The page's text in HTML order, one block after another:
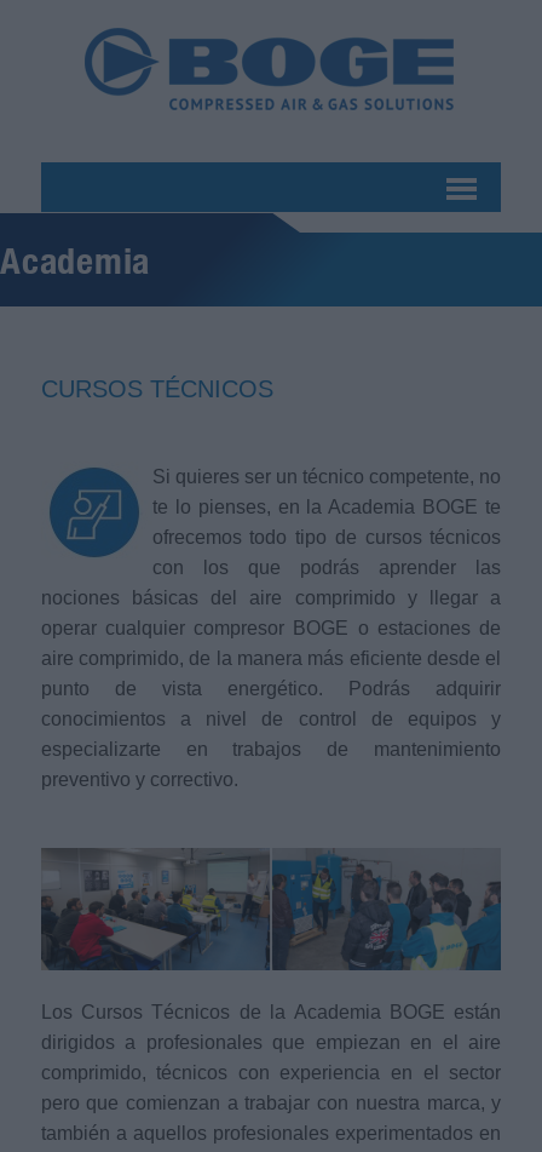
Academia
CURSOS TÉCNICOS
Si quieres ser un técnico competente, no
te lo pienses, en la Academia BOGE te
ofrecemos todo tipo de cursos técnicos
con los que podrás aprender las
nociones básicas del aire comprimido y llegar a
operar cualquier compresor BOGE o estaciones de
aire comprimido, de la manera más eficiente desde el
punto de vista energético. Podrás adquirir
conocimientos a nivel de control de equipos y
especializarte en trabajos de mantenimiento
preventivo y correctivo.
Los Cursos Técnicos de la Academia BOGE están
dirigidos a profesionales que empiezan en el aire
comprimido, técnicos con experiencia en el sector
pero que comienzan a trabajar con nuestra marca, y
también a aquellos profesionales experimentados en